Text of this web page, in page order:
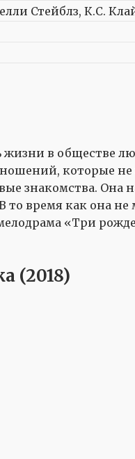
Стейблз, К.С.
жизни в обществе
которые не
знакомства.
время как она
«Три
(2018)